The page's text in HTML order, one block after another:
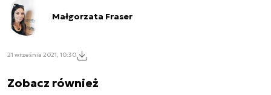
Małgorzata Fraser
21 września 2021, 10:30
Zobacz również